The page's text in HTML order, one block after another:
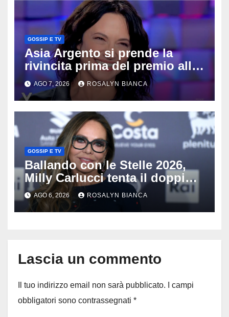
GOSSIP E TV
Asia Argento si prende la
rivincita prima del premio alla
carriera: «Mi chiamano
raccomandata e cagna»
AGO 7, 2026 ROSALYN BIANCA
GOSSIP E TV
Ballando con le Stelle 2026,
Milly Carlucci tenta il doppio
colpo: tra i papabili Ornella
Muti e Monica Guerritore
AGO 6, 2026 ROSALYN BIANCA
Lascia un commento
Il tuo indirizzo email non sarà pubblicato.
I campi
obbligatori sono contrassegnati *